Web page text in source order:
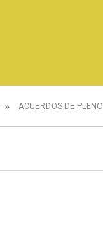
ACUERDOS DE PLENO